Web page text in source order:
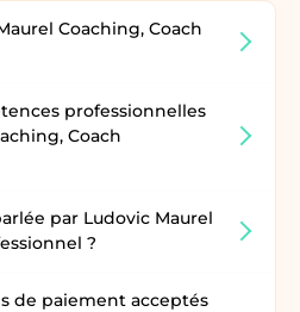
Coaching, Coach
professionnelles
Coach
par Ludovic Maurel
?
de paiement acceptés